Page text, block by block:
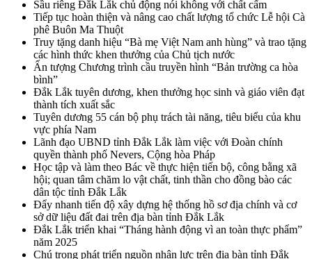
Sầu riêng Đắk Lắk chủ động nói không với chất cấm
Tiếp tục hoàn thiện và nâng cao chất lượng tổ chức Lễ hội Cà
phê Buôn Ma Thuột
Truy tặng danh hiệu “Bà mẹ Việt Nam anh hùng” và trao tặng
các hình thức khen thưởng của Chủ tịch nước
Ấn tượng Chương trình cầu truyền hình “Bản trường ca hòa
bình”
Đắk Lắk tuyên dương, khen thưởng học sinh và giáo viên đạt
thành tích xuất sắc
Tuyên dương 55 cán bộ phụ trách tài năng, tiêu biểu của khu
vực phía Nam
Lãnh đạo UBND tỉnh Đắk Lắk làm việc với Đoàn chính
quyền thành phố Nevers, Cộng hòa Pháp
Học tập và làm theo Bác về thực hiện tiến bộ, công bằng xã
hội; quan tâm chăm lo vật chất, tinh thần cho đồng bào các
dân tộc tỉnh Đắk Lắk
Đẩy nhanh tiến độ xây dựng hệ thống hồ sơ địa chính và cơ
sở dữ liệu đất đai trên địa bàn tỉnh Đắk Lắk
Đắk Lắk triển khai “Tháng hành động vì an toàn thực phẩm”
năm 2025
Chú trọng phát triển nguồn nhân lực trên địa bàn tỉnh Đắk